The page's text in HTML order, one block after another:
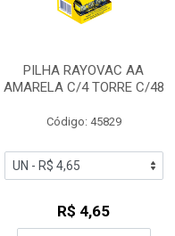
PILHA RAYOVAC AA
AMARELA C/4 TORRE C/48
Código: 45829
R$ 4,65